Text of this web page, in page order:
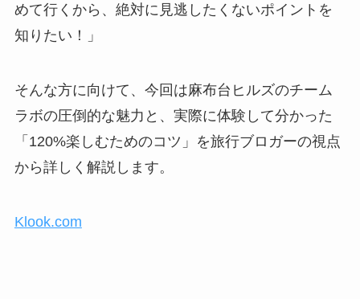
めて行くから、絶対に見逃したくないポイントを
知りたい！」
そんな方に向けて、今回は麻布台ヒルズのチーム
ラボの圧倒的な魅力と、実際に体験して分かった
「120%楽しむためのコツ」を旅行ブロガーの視点
から詳しく解説します。
Klook.com